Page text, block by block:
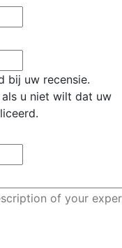
bij uw recensie.
u niet wilt dat uw